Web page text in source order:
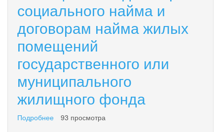
нанимателей
жилых
по
договорам
социального
найма
и
договорам
найма
жилых
государственного
социального найма и
договорам найма жилых
помещений
государственного или
муниципального
жилищного фонда
Подробнее 93 просмотра